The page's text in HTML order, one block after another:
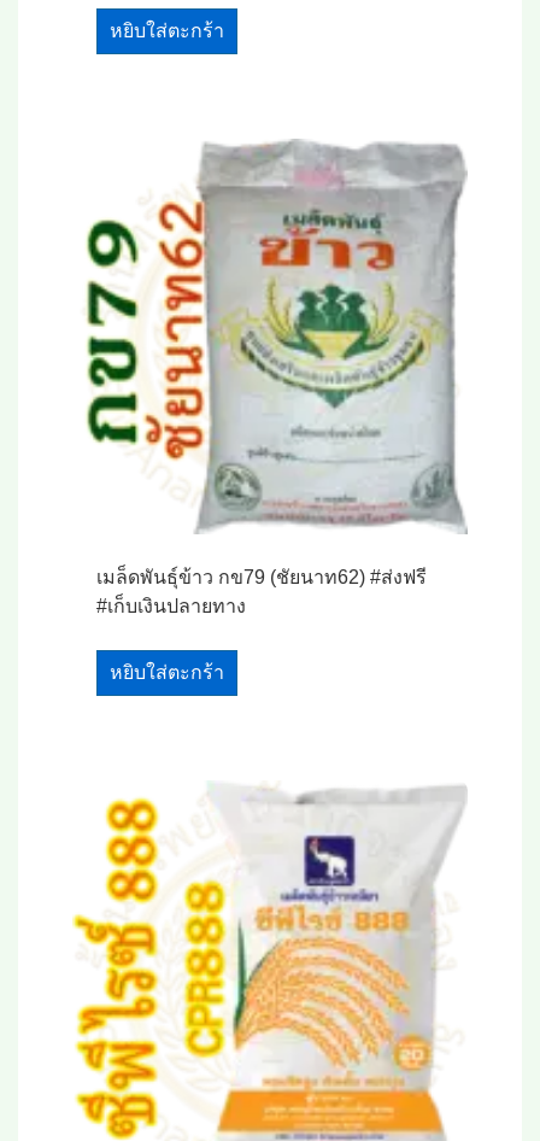
หยิบใส่ตะกร้า
เมล็ดพันธุ์ข้าว กข79 (ชัยนาท62) #ส่งฟรี
#เก็บเงินปลายทาง
หยิบใส่ตะกร้า